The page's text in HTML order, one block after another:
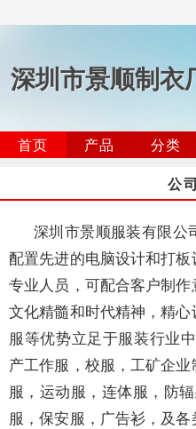
深圳市景顺制衣
首页 产品 分类
公
深圳市景顺服装有限公
配置先进的电脑设计和打
专业人员，可配合客户制
文化精髓和时代精神，精
服等优势立足于服装行业
产工作服，校服，工矿企
服，运动服，连体服，防
服，保安服，广告衫，及